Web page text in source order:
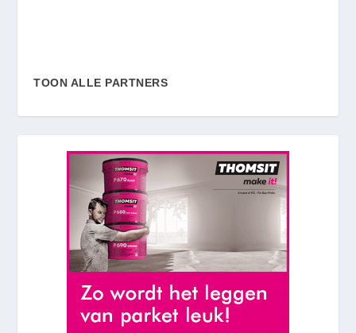
TOON ALLE PARTNERS